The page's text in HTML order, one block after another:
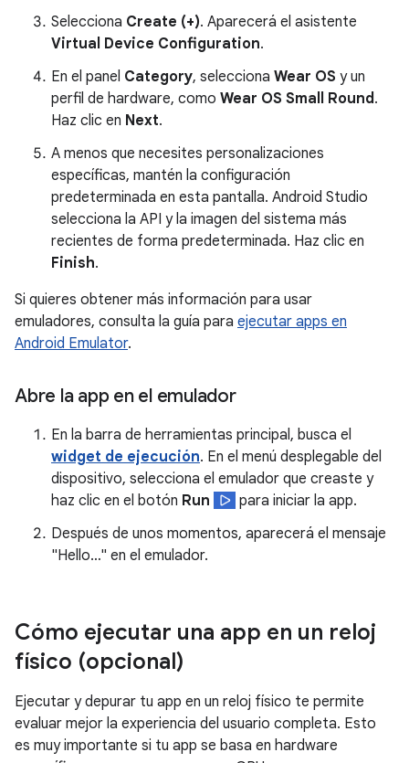
Selecciona Create (+). Aparecerá el asistente
Virtual Device Configuration.
En el panel Category, selecciona Wear OS y un
perfil de hardware, como Wear OS Small Round.
Haz clic en Next.
A menos que necesites personalizaciones
específicas, mantén la configuración
predeterminada en esta pantalla. Android Studio
selecciona la API y la imagen del sistema más
recientes de forma predeterminada. Haz clic en
Finish.
Si quieres obtener más información para usar
emuladores, consulta la guía para ejecutar apps en
Android Emulator.
Abre la app en el emulador
En la barra de herramientas principal, busca el
widget de ejecución. En el menú desplegable del
dispositivo, selecciona el emulador que creaste y
haz clic en el botón Run
para iniciar la app.
Después de unos momentos, aparecerá el mensaje
"Hello…" en el emulador.
Cómo ejecutar una app en un reloj
físico (opcional)
Ejecutar y depurar tu app en un reloj físico te permite
evaluar mejor la experiencia del usuario completa. Esto
es muy importante si tu app se basa en hardware